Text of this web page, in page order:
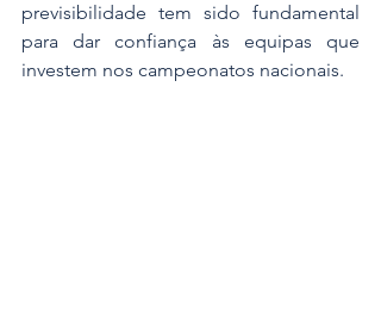
previsibilidade tem sido fundamental
para dar confiança às equipas que
investem nos campeonatos nacionais.